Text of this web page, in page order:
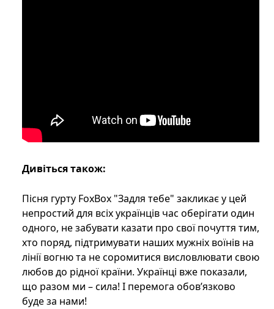
Дивіться також:
Пісня гурту FoxBox "Задля тебе" закликає у цей
непростий для всіх українців час оберігати один
одного, не забувати казати про свої почуття тим,
хто поряд, підтримувати наших мужніх воїнів на
лінії вогню та не соромитися висловлювати свою
любов до рідної країни. Українці вже показали,
що разом ми – сила! І перемога обов’язково
буде за нами!